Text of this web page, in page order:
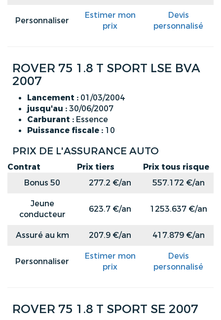
Personnaliser
Estimer mon
prix
Devis
personnalisé
ROVER 75 1.8 T SPORT LSE BVA
2007
Lancement : 01/03/2004
jusqu'au :30/06/2007
Carburant : Essence
Puissance fiscale : 10
PRIX DE L'ASSURANCE AUTO
Contrat Prix tiers
Prix tous risque
Bonus 50
277.2 €/an
557.172 €/an
Jeune
conducteur
623.7 €/an 1253.637 €/an
Assuré au km 207.9 €/an 417.879 €/an
Personnaliser
Estimer mon
prix
Devis
personnalisé
ROVER 75 1.8 T SPORT SE 2007